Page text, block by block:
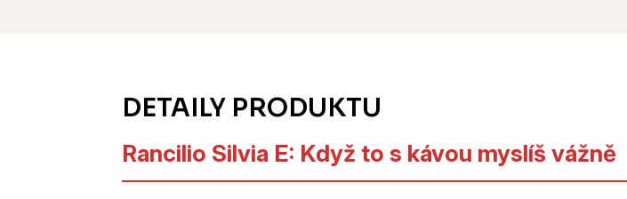
Rancilio Silvia E: Když to s kávou myslíš vážně